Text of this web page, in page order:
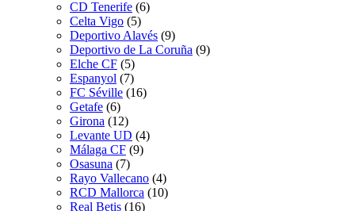
CD Tenerife (6)
Celta Vigo (5)
Deportivo Alavés (9)
Deportivo de La Coruña (9)
Elche CF (5)
Espanyol (7)
FC Séville (16)
Getafe (6)
Girona (12)
Levante UD (4)
Málaga CF (9)
Osasuna (7)
Rayo Vallecano (4)
RCD Mallorca (10)
Real Betis (16)